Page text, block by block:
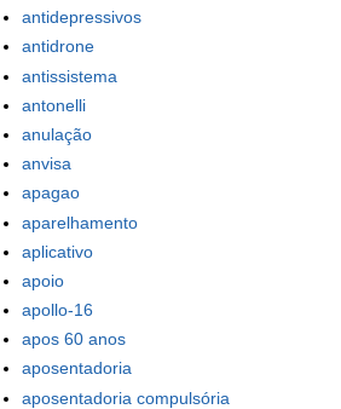
antidepressivos
antidrone
antissistema
antonelli
anulação
anvisa
apagao
aparelhamento
aplicativo
apoio
apollo-16
apos 60 anos
aposentadoria
aposentadoria compulsória